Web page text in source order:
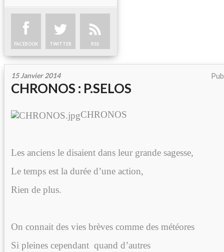
FACEBOOK TWITTER RSS
15 Janvier 2014
CHRONOS : P.SELOS
CHRONOS
Les anciens le disaient dans leur grande sagesse,
Le temps est la durée d’une action,
Rien de plus.
On connait des vies brèves comme des météores
Si pleines cependant quand d’autres